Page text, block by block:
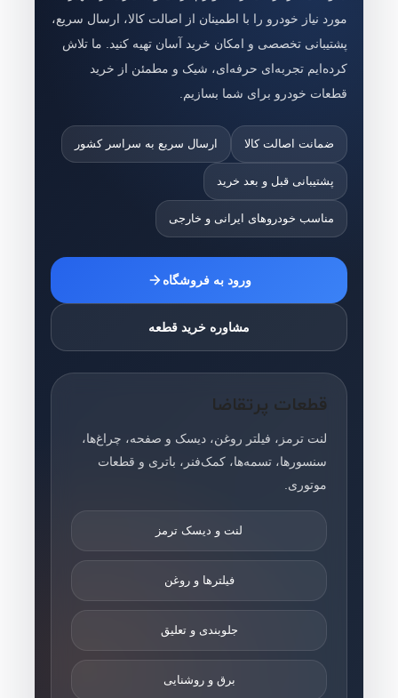
مورد نیاز خودرو را با اطمینان از اصالت کالا، ارسال سریع،
پشتیبانی تخصصی و امکان خرید آسان تهیه کنید. ما تلاش
کرده‌ایم تجربه‌ای حرفه‌ای، شیک و مطمئن از خرید
قطعات خودرو برای شما بسازیم.
ضمانت اصالت کالا ارسال سریع به سراسر کشور
پشتیبانی قبل و بعد خرید
مناسب خودروهای ایرانی و خارجی
ورود به فروشگاه
مشاوره خرید قطعه
قطعات پرتقاضا
لنت ترمز، فیلتر روغن، دیسک و صفحه، چراغ‌ها،
سنسورها، تسمه‌ها، کمک‌فنر، باتری و قطعات
موتوری.
لنت و دیسک ترمز
فیلترها و روغن
جلوبندی و تعلیق
برق و روشنایی